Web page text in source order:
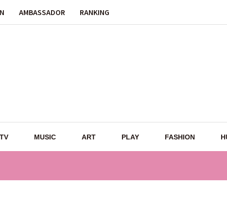
AMBASSADOR RANKING
TV MUSIC ART PLAY FASHION